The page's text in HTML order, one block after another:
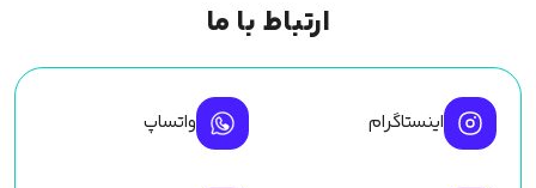
ارتباط با ما
اینستاگرام واتساپ